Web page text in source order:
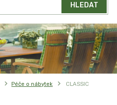
HLEDAT
Péče o nábytek
CLASSIC